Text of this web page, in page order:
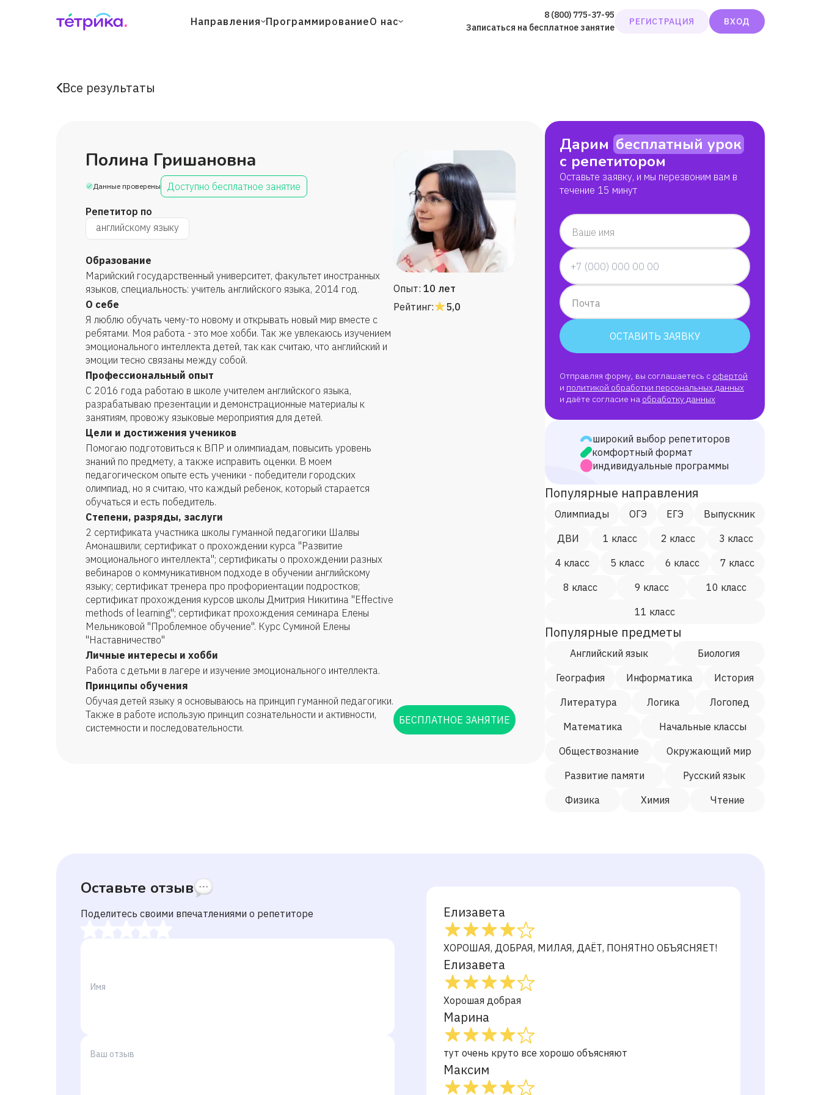
Направления ПрограммированиеО нас
8 (800) 775-37-95
Записаться на бесплатное занятие
РЕГИСТРАЦИЯ ВХОД
Все результаты
Полина Гришановна
Данные проверены Доступно бесплатное занятие
Репетитор по
английскому языку
Образование
Марийский государственный университет, факультет иностранных
языков, специальность: учитель английского языка, 2014 год.
О себе
Я люблю обучать чему-то новому и открывать новый мир вместе с
ребятами. Моя работа - это мое хобби. Так же увлекаюсь изучением
эмоционального интеллекта детей, так как считаю, что английский и
эмоции тесно связаны между собой.
Профессиональный опыт
С 2016 года работаю в школе учителем английского языка,
разрабатываю презентации и демонстрационные материалы к
занятиям, провожу языковые мероприятия для детей.
Цели и достижения учеников
Помогаю подготовиться к ВПР и олимпиадам, повысить уровень
знаний по предмету, а также исправить оценки. В моем
педагогическом опыте есть ученики - победители городских
олимпиад, но я считаю, что каждый ребенок, который старается
обучаться и есть победитель.
Степени, разряды, заслуги
2 сертификата участника школы гуманной педагогики Шалвы
Амонашвили; сертификат о прохождении курса "Развитие
эмоционального интеллекта"; сертификаты о прохождении разных
вебинаров о коммуникативном подходе в обучении английскому
языку; сертификат тренера про профориентации подростков;
сертификат прохождения курсов школы Дмитрия Никитина "Effective
methods of learning"; сертификат прохождения семинара Елены
Мельниковой "Проблемное обучение". Курс Суминой Елены
"Наставничество"
Личные интересы и хобби
Работа с детьми в лагере и изучение эмоционального интеллекта.
Принципы обучения
Обучая детей языку я основываюсь на принцип гуманной педагогики.
Также в работе использую принцип сознательности и активности,
системности и последовательности.
Опыт: 10 лет
Рейтинг:
5,0
БЕСПЛАТНОЕ ЗАНЯТИЕ
Дарим бесплатный урок
с репетитором
Оставьте заявку, и мы перезвоним вам в
течение 15 минут
Ваше имя
Почта
ОСТАВИТЬ ЗАЯВКУ
Отправляя форму, вы соглашаетесь с офертой
и политикой обработки персональных данных
и даёте согласие на обработку данных
широкий выбор репетиторов
комфортный формат
индивидуальные программы
Популярные направления
Олимпиады ОГЭ ЕГЭ
Выпускник
ДВИ
1 класс 2 класс
3 класс
4 класс
5 класс 6 класс
7 класс
8 класс
9 класс
10 класс
11 класс
Популярные предметы
Английский язык
Биология
География
Информатика
История
Литература
Логика
Логопед
Математика
Начальные классы
Обществознание
Окружающий мир
Развитие памяти
Русский язык
Физика
Химия Чтение
Оставьте отзыв
Поделитесь своими впечатлениями о репетиторе Елизавета
ХОРОШАЯ, ДОБРАЯ, МИЛАЯ, ДАЁТ, ПОНЯТНО ОБЪЯСНЯЕТ!
Елизавета
Хорошая добрая
Марина
тут очень круто все хорошо объясняют
Максим